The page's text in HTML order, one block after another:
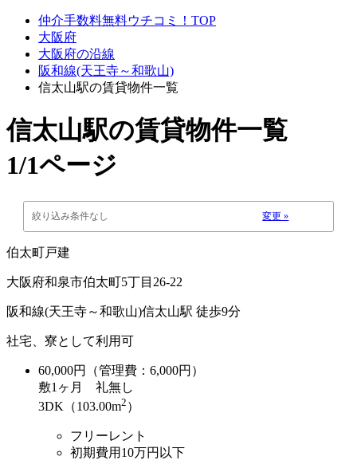
仲介手数料無料ウチコミ！TOP
大阪府
大阪府の沿線
阪和線(天王寺～和歌山)
信太山駅の賃貸物件一覧
信太山駅の賃貸物件一覧
1/1ページ
絞り込み条件なし 変更 »
伯太町戸建
大阪府和泉市伯太町5丁目26-22
阪和線(天王寺～和歌山)信太山駅 徒歩9分
社宅、寮として利用可
60,000円（管理費：6,000円）
敷1ヶ月 礼無し
3DK（103.00m2 ）
フリーレント
初期費用10万円以下